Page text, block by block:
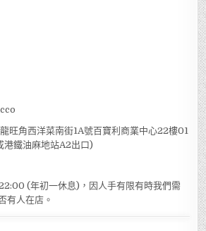
旺角西洋菜南街1A號百寶利商業中心22樓01
港鐵油麻地站A2出口)
(年初一休息)，因人手有限有時我們需
有人在店。